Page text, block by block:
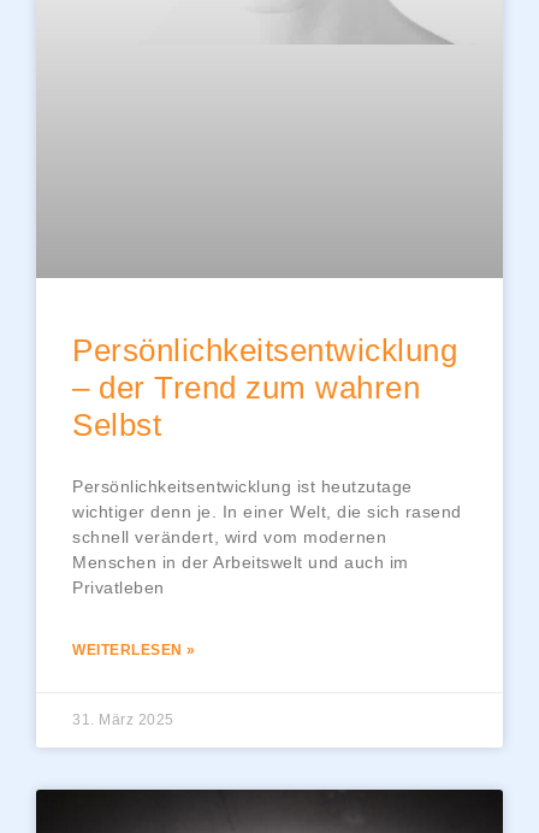
Persönlichkeitsentwicklung
– der Trend zum wahren
Selbst
Persönlichkeitsentwicklung ist heutzutage
wichtiger denn je. In einer Welt, die sich rasend
schnell verändert, wird vom modernen
Menschen in der Arbeitswelt und auch im
Privatleben
WEITERLESEN »
31. März 2025